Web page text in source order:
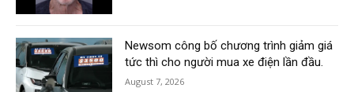
Newsom công bố chương trình giảm giá
tức thì cho người mua xe điện lần đầu.
August 7, 2026